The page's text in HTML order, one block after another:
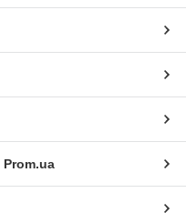
Prom.ua